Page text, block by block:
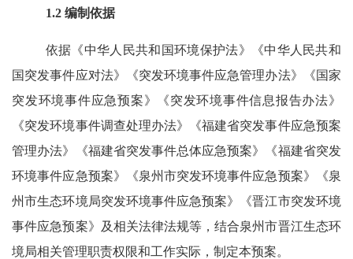
1.2编制依据
依据《中华人民共和国环境保护法》《中华人民共和
国突发事件应对法》《突发环境事件应急管理办法》《国家
突发环境事件应急预案》《突发环境事件信息报告办法》
《突发环境事件调查处理办法》《福建省突发事件应急预案
管理办法》《福建省突发事件总体应急预案》《福建省突发
环境事件应急预案》《泉州市突发环境事件应急预案》《泉
州市生态环境局突发环境事件应急预案》《晋江市突发环境
事件应急预案》及相关法律法规等，结合泉州市晋江生态环
境局相关管理职责权限和工作实际，制定本预案。